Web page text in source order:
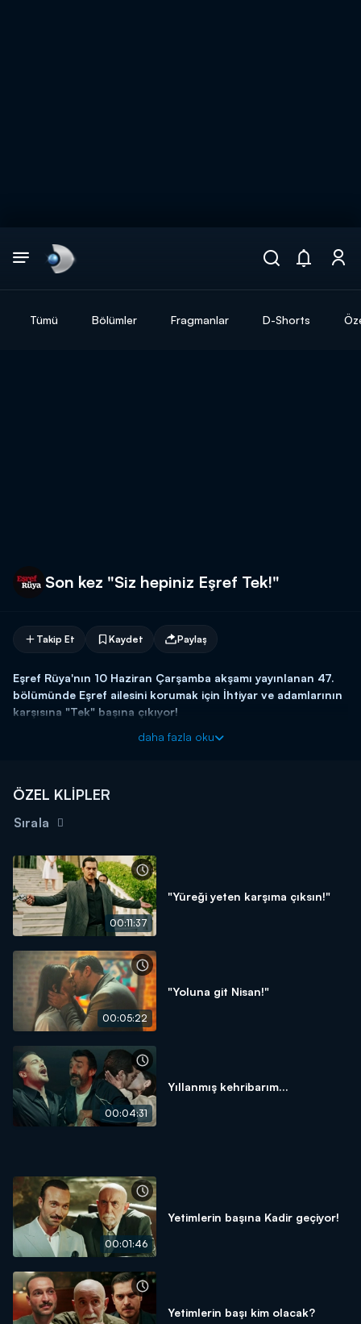
Tümü Bölümler Fragmanlar D-Shorts
Son kez "Siz hepiniz Eşref Tek!"
Takip Et Kaydet Paylaş
Eşref Rüya'nın 10 Haziran Çarşamba akşamı yayınlanan 47.
bölümünde Eşref ailesini korumak için İhtiyar ve adamlarının
karşısına "Tek" başına çıkıyor!
daha fazla oku
ÖZEL KLİPLER
Sırala
00:11:37
"Yüreği yeten karşıma çıksın!"
00:05:22
"Yoluna git Nisan!"
00:04:31
Yıllanmış kehribarım...
00:01:46
Yetimlerin başına Kadir geçiyor!
Yetimlerin başı kim olacak?